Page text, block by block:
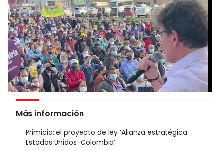
Más información
Primicia: el proyecto de ley ‘Alianza estratégica
Estados Unidos-Colombia’